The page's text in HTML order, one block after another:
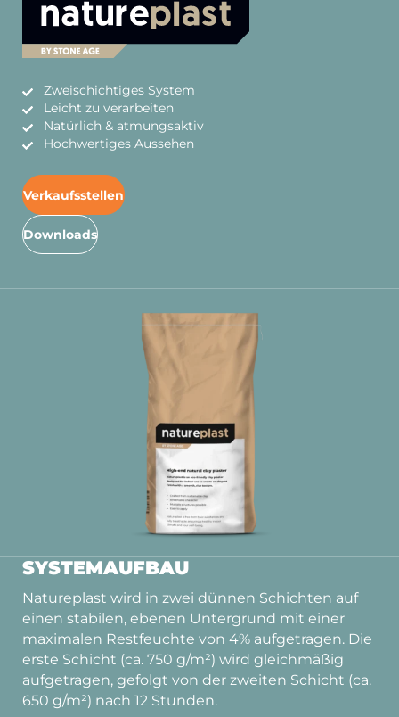
Zweischichtiges System
Leicht zu verarbeiten
Natürlich & atmungsaktiv
Hochwertiges Aussehen
Verkaufsstellen
Downloads
SYSTEMAUFBAU
Natureplast wird in zwei dünnen Schichten auf
einen stabilen, ebenen Untergrund mit einer
maximalen Restfeuchte von 4% aufgetragen. Die
erste Schicht (ca. 750 g/m²) wird gleichmäßig
aufgetragen, gefolgt von der zweiten Schicht (ca.
650 g/m²) nach 12 Stunden.